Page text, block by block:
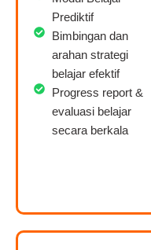
Prediktif
Bimbingan dan
arahan strategi
belajar efektif
Progress report &
evaluasi belajar
secara berkala